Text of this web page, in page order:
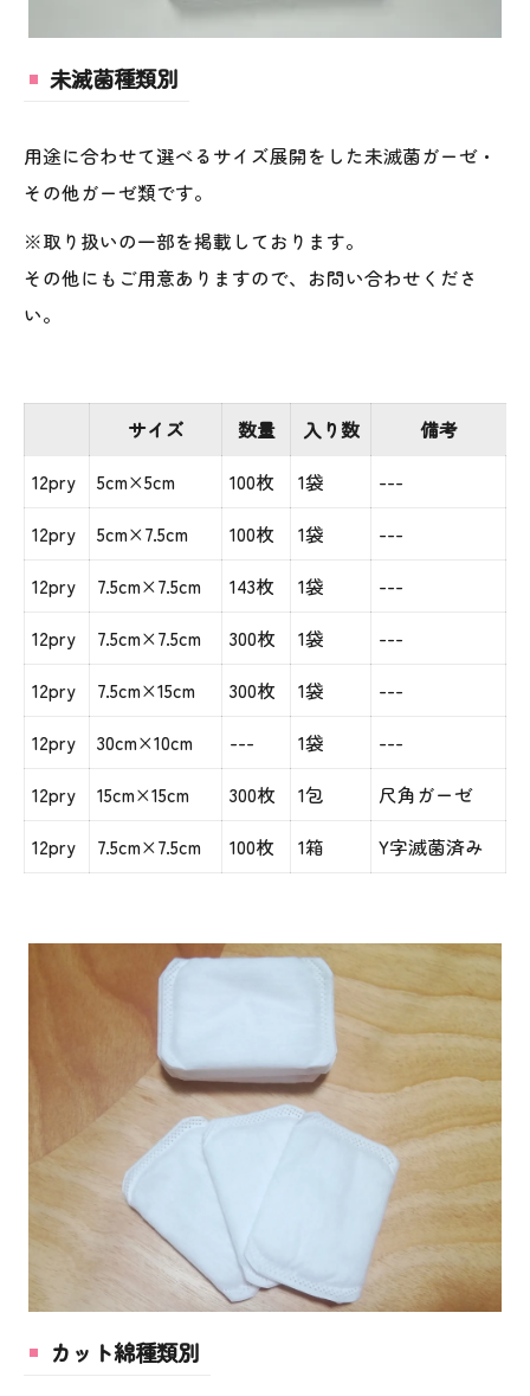
未滅菌種類別
用途に合わせて選べるサイズ展開をした未滅菌ガーゼ・
その他ガーゼ類です。
※取り扱いの一部を掲載しております。
その他にもご用意ありますので、お問い合わせくださ
い。
サイズ 数量 入り数
備考
12pry
5cm×5cm 100枚 1袋
---
12pry
5cm×7.5cm 100枚 1袋
---
12pry
7.5cm×7.5cm 143枚 1袋
---
12pry
7.5cm×7.5cm 300枚 1袋
---
12pry
7.5cm×15cm 300枚 1袋
---
12pry
30cm×10cm --- 1袋
---
12pry
15cm×15cm 300枚 1包
尺角ガーゼ
12pry
7.5cm×7.5cm 100枚 1箱 Y字滅菌済み
カット綿種類別